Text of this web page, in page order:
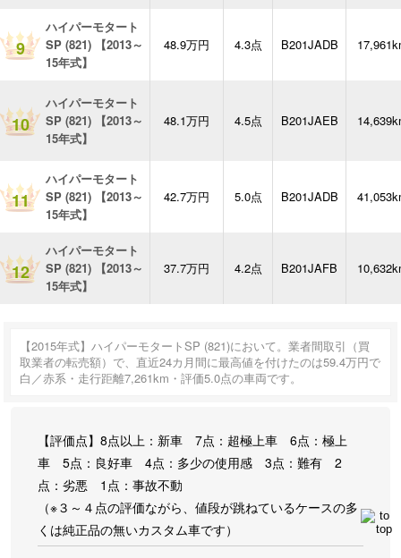
9
ハイパーモタート
SP (821) 【2013～
15年式】
48.9万円 4.3点 B201JADB
10
ハイパーモタート
SP (821) 【2013～
15年式】
48.1万円 4.5点 B201JAEB
11
ハイパーモタート
SP (821) 【2013～
15年式】
42.7万円 5.0点 B201JADB
12
ハイパーモタート
SP (821) 【2013～
15年式】
37.7万円 4.2点 B201JAFB
【2015年式】ハイパーモタートSP (821)において。業者間取引（買
取業者の転売額）で、直近24カ月間に最高値を付けたのは59.4万円で
白／赤系・走行距離7,261km・評価5.0点の車両です。
【評価点】8点以上：新車 7点：超極上車 6点：極上
車 5点：良好車 4点：多少の使用感 3点：難有 2
点：劣悪 1点：事故不動
（※３～４点の評価ながら、値段が跳ねているケースの多
くは純正品の無いカスタム車です）